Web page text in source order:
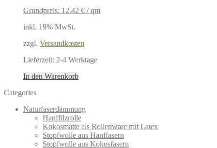
Grundpreis: 12,42 € /qm
inkl. 19% MwSt.
zzgl. Versandkosten
Lieferzeit: 2-4 Werktage
In den Warenkorb
Categories
Naturfaserdämmung
Hanffilzrolle
Kokosmatte als Rollenware mit Latex
Stopfwolle aus Hanffasern
Stopfwolle aus Kokosfasern